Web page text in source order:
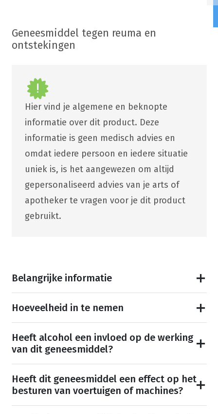
Geneesmiddel tegen reuma en
ontstekingen
Hier vind je algemene en beknopte
informatie over dit product. Deze
informatie is geen medisch advies en
omdat iedere persoon en iedere situatie
uniek is, is het aangewezen om altijd
gepersonaliseerd advies van je arts of
apotheker te vragen voor je dit product
gebruikt.
Belangrijke informatie
Hoeveelheid in te nemen
Heeft alcohol een invloed op de werking
van dit geneesmiddel?
Heeft dit geneesmiddel een effect op het
besturen van voertuigen of machines?